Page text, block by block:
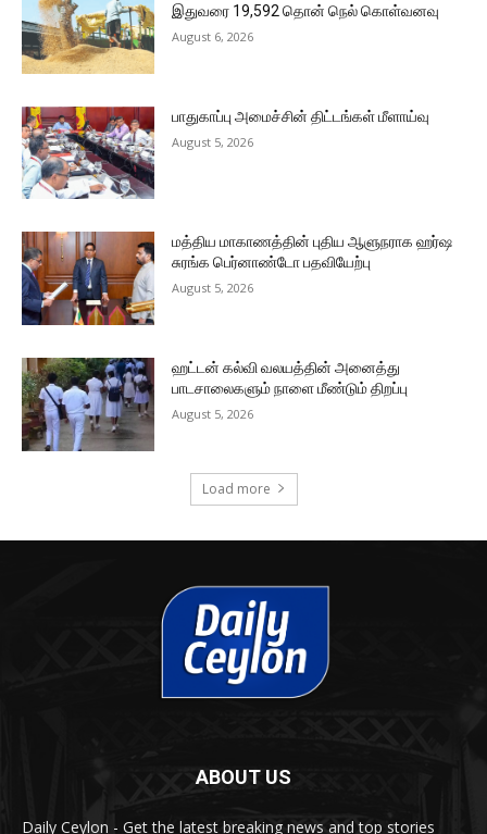
இதுவரை 19,592 தொன் நெல் கொள்வனவு
August 6, 2026
பாதுகாப்பு அமைச்சின் திட்டங்கள் மீளாய்வு
August 5, 2026
மத்திய மாகாணத்தின் புதிய ஆளுநராக ஹர்ஷ
சுரங்க பெர்னாண்டோ பதவியேற்பு
August 5, 2026
ஹட்டன் கல்வி வலயத்தின் அனைத்து
பாடசாலைகளும் நாளை மீண்டும் திறப்பு
August 5, 2026
Load more
ABOUT US
Daily Ceylon - Get the latest breaking news and top stories